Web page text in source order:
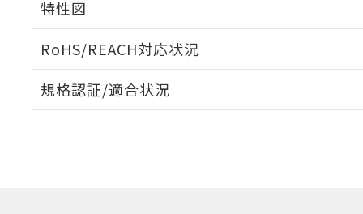
特性図
電気的:
RoHS/REACH対応状況
EU RoHS 注意事項・凡例
規格認証/適合状況